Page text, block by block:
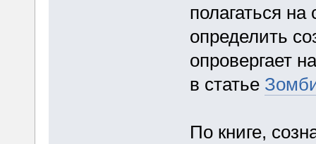
полагаться
определить
опровергает
в статье
По книге,